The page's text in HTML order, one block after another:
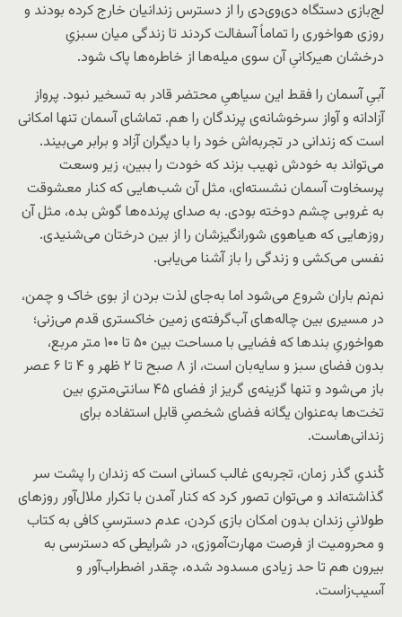
لج‌بازی دستگاه دی‌وی‌دی را از دسترس زندانیان خارج کرده بودند و
روزی هواخوری را تماماً آسفالت کردند تا زندگی میان سبزیِ
درخشان هیرکانیِ آن سوی میله‌ها از خاطره‌ها پاک شود.
آبیِ آسمان را فقط این سیاهیِ محتضر قادر به تسخیر نبود. پرواز
آزادانه و آواز سرخوشانه‌ی پرندگان را هم. تماشای آسمان تنها امکانی
است که زندانی در تجربه‌اش خود را با دیگران آزاد و برابر می‌بیند.
می‌تواند به خودش نهیب بزند که خودت را ببین، زیر وسعت
پرسخاوت آسمان نشسته‌ای، مثل آن شب‌هایی که کنار معشوقت
به غروبی چشم دوخته بودی. به صدای پرنده‌ها گوش بده، مثل آن
روزهایی که هیاهوی شورانگیزشان را از بین درختان می‌شنیدی.
نفسی می‌کشی و زندگی را باز آشنا می‌یابی.
نم‌نم باران شروع می‌شود اما به‌جای لذت بردن از بوی خاک و چمن،
در مسیری بین چاله‌های آب‌گرفته‌ی زمین خاکستری قدم می‌زنی؛
هواخوریِ بندها که فضایی با مساحت بین ۵۰ تا ۱۰۰ متر مربع،
بدون فضای سبز و سایه‌بان است، از ۸ صبح تا ۲ ظهر و ۴ تا ۶ عصر
باز می‌شود و تنها گزینه‌ی گریز از فضای ۴۵ سانتی‌متریِ بین
تخت‌ها به‌عنوان یگانه فضای شخصیِ قابل استفاده برای
زندانی‌هاست.
کُندیِ گذر زمان، تجربه‌ی غالب کسانی است که زندان را پشت سر
گذاشته‌اند و می‌توان تصور کرد که کنار آمدن با تکرار ملال‌آور روزهای
طولانیِ زندان بدون امکان بازی کردن، عدم دسترسیِ کافی به کتاب
و محرومیت از فرصت مهارت‌آموزی، در شرایطی که دسترسی به
بیرون هم تا حد زیادی مسدود شده، چقدر اضطراب‌آور و
آسیب‌زاست.